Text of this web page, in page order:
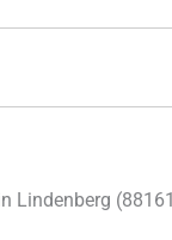
Lindenberg (88161